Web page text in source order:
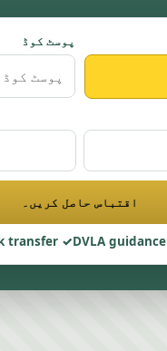
پوسٹ کوڈ
اقتباس حاصل کریں۔
DVLA guidance
transfer